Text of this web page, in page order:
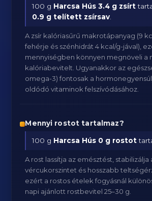
100 g Harcsa Hús 3.4 g zsírt
0.9 g telített zsírsav
A zsír kalóriasűrű makrotápanyag (9
fehérje és szénhidrát 4 kcal/g-jával),
mennyiségben könnyen megnöveli a
kalóriabevitelt. Ugyanakkor az
omega-3) fontosak a
oldódó vitaminok felszívódásához.
Mennyi rostot tartalmaz?
100 g Harcsa Hús 0 g rostot
A rost lassítja az emésztést, stabilizálja
vércukorszintet és hosszabb
ezért a rostos ételek fogyásnál
napi ajánlott rostbevitel 25–30 g.